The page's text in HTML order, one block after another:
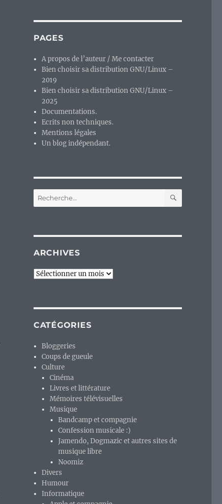
PAGES
A propos de l’auteur / Me contacter
Bien choisir sa distribution GNU/Linux –
2019
Bien choisir sa distribution GNU/Linux –
2025
Documentations.
Ecrits non techniques.
Mentions légales
Un blog indépendant.
Recherche
pour :
ARCHIVES
Archives
CATÉGORIES
Bloggeries
Coups de gueule
Culture
Cinéma
Livres et littérature
Mémoires télévisuelles
Musique
Bandcamp et compagnie
Confession musicale :)
Jamendo, Dogmazic et autres sites de
musique libre
Noomiz
Divers
Humour
Informatique